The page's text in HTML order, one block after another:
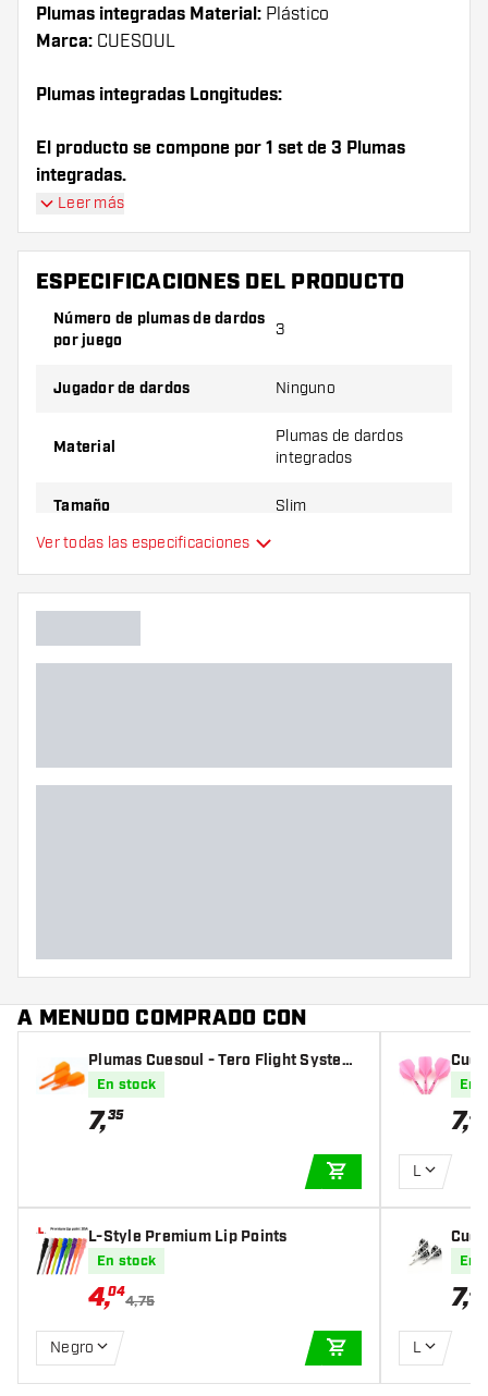
Plumas integradas Material: Plástico
Marca: CUESOUL
Plumas integradas Longitudes:
El producto se compone por 1 set de 3 Plumas
integradas.
¡Consejo de Dartshopper!
Asegúrate de tener suficientes plumas y cañas.
diferente de plumas para descubrir qué
Leer más
ESPECIFICACIONES DEL PRODUCTO
Número de plumas de dardos
por juego
3
Jugador de dardos Ninguno
Material
Plumas de dardos
integrados
Tamaño Slim
integrados
Ver todas las especificaciones
A MENUDO COMPRADO CON
Plumas Cuesoul - Tero Flight System
AK5 Rost Slim - Orange
En stock
7,35
AÑADIR A LA
L-Style Premium Lip Points
En stock
4,04
4,75
Negro
AÑADIR A LA
st
En
7,35
L
s -
En
7,35
L